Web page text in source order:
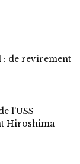
: de revirement
l’USS
Hiroshima